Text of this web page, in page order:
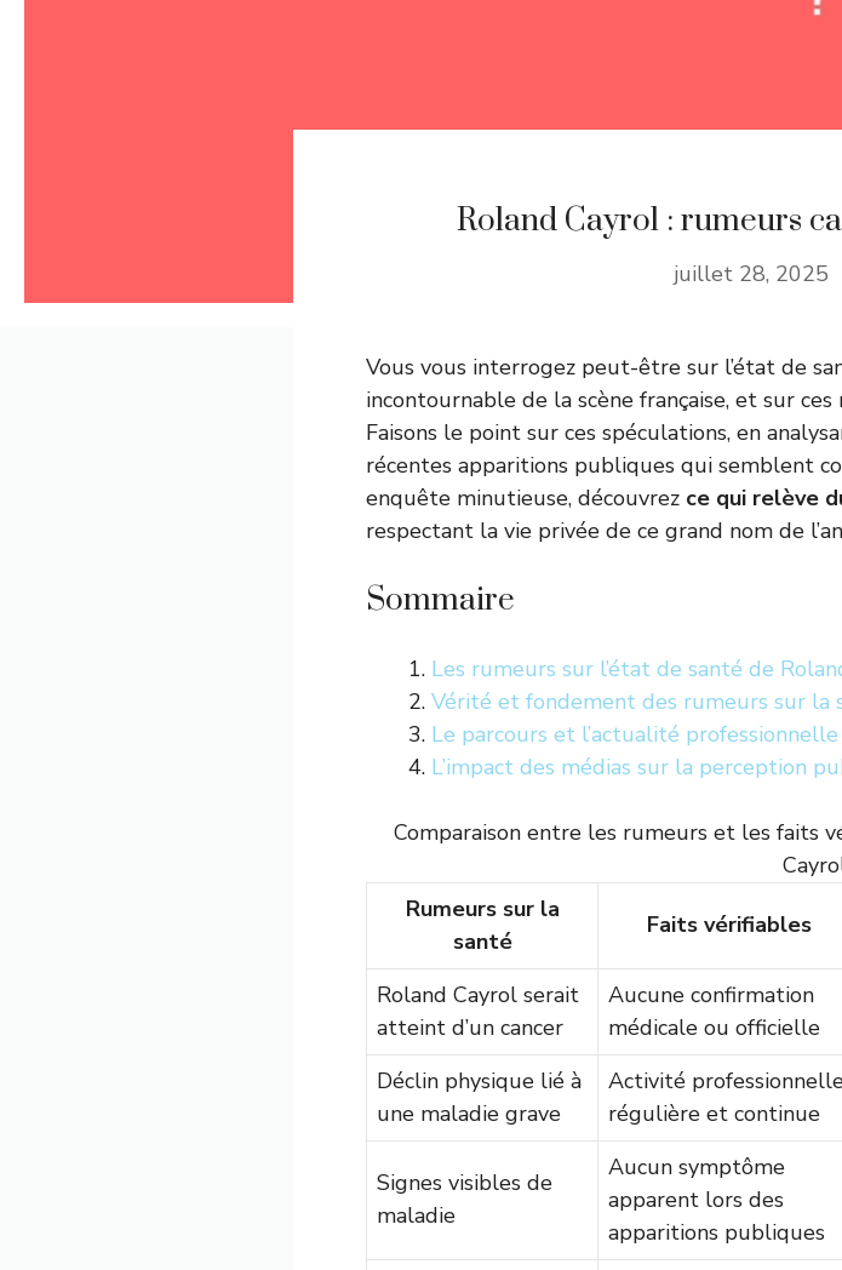
Roland Cayrol : rumeurs
juillet 28, 2025
Vous vous interrogez peut-être sur l’état de
incontournable de la scène française, et sur
Faisons le point sur ces spéculations, en
récentes apparitions publiques qui semblent
enquête minutieuse, découvrez ce qui relève
respectant la vie privée de ce grand nom de
Sommaire
Les rumeurs sur l’état de santé de
Vérité et fondement des rumeurs sur la
Le parcours et l’actualité
L’impact des médias sur la perception
Comparaison entre les rumeurs et les faits
Rumeurs sur la
santé
Faits vérifiables
Roland Cayrol serait
atteint d’un cancer
Aucune confirmation
médicale ou officielle
Déclin physique lié à
une maladie grave
Activité
régulière et continue
Signes visibles de
maladie
Aucun symptôme
apparent lors des
apparitions publiques